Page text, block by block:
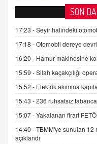
AV.
Kişisel
gelişimi
15.09.2025
SEHER
Kış Ayları
9.12.2025 10:11
İNCİ GÜL
Trump
06.07.2026
SON
17:23 -Seyir halindeki
17:18 -Otomobil dereye
16:20 - Hamur makinesine
15:59 -Silah kaçakçılığı
15:52 - Elektrik akımına
15:43 -236 ruhsatsız
15:07 -Yakalanan firari
14:40 -TBMM'ye sunulan 12
açıklandı